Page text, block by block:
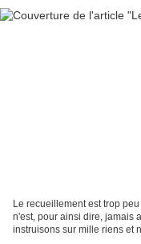
Le recueillement est trop
n'est, pour ainsi dire, jamais
instruisons sur mille riens et